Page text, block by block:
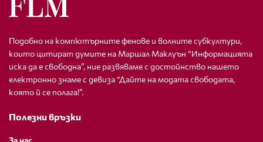
Подобно на компютърните фенове и волните субкултури,
които цитират думите на Маршал Маклуън “Информацията
иска да е свободна”, ние развяваме с достойнство нашето
електронно знаме с девиза “Дайте на модата свободата,
която й се полага!”.
Полезни връзки
За нас